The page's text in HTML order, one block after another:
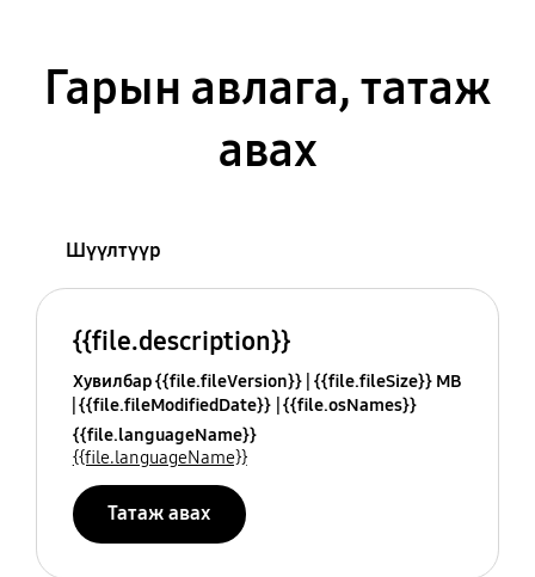
Гарын авлага, татаж
авах
Шүүлтүүр
{{file.description}}
Хувилбар {{file.fileVersion}} {{file.fileSize}} MB
{{file.fileModifiedDate}} {{file.osNames}}
{{file.languageName}}
{{file.languageName}}
Татаж авах